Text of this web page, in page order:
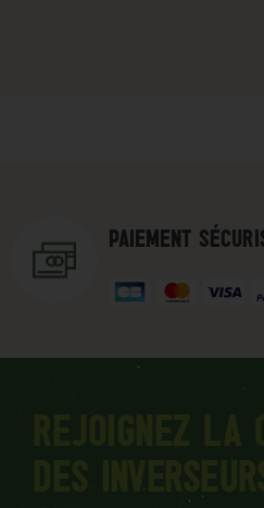
PAIEMENT
REJOIGNEZ LA
DES